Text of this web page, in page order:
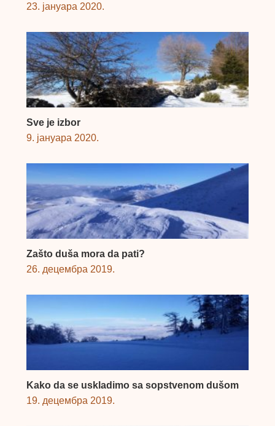
23. јануара 2020.
Sve je izbor
9. јануара 2020.
Zašto duša mora da pati?
26. децембра 2019.
Kako da se uskladimo sa sopstvenom dušom
19. децембра 2019.